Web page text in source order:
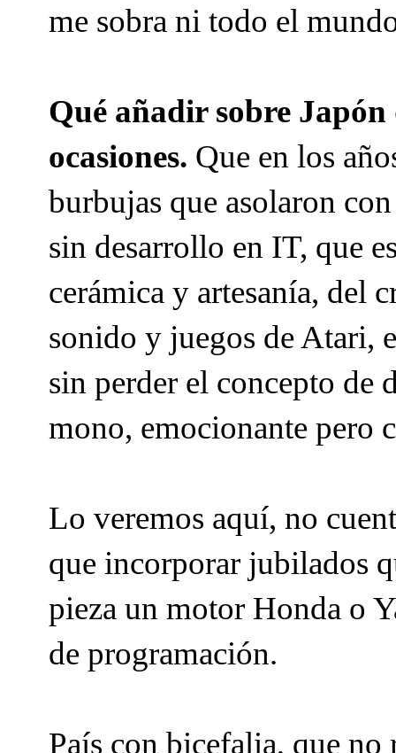
me sobra ni todo el
Qué añadir sobre
ocasiones. Que en los
burbujas que asolaron
sin desarrollo en IT, que
cerámica y artesanía, del
sonido y juegos de Atari,
sin perder el concepto de
mono, emocionante pero
Lo veremos aquí, no
que incorporar jubilados
pieza un motor Honda o
de programación.
País con bicefalia, que